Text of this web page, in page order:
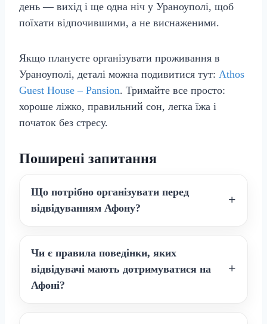
день — вихід і ще одна ніч у Ураноуполі, щоб
поїхати відпочившими, а не виснаженими.
Якщо плануєте організувати проживання в
Ураноуполі, деталі можна подивитися тут: Athos
Guest House – Pansion. Тримайте все просто:
хороше ліжко, правильний сон, легка їжа і
початок без стресу.
Поширені запитання
Що потрібно організувати перед
відвідуванням Афону?
Чи є правила поведінки, яких
відвідувачі мають дотримуватися на
Афоні?